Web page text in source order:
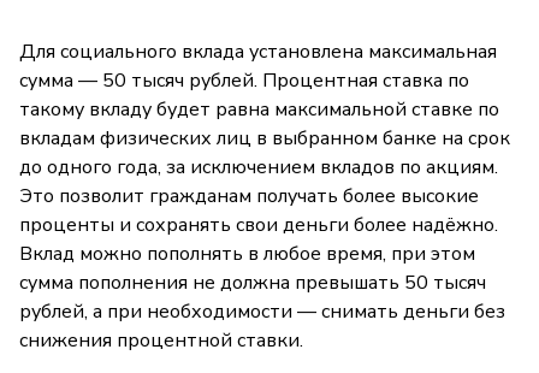
Для социального вклада установлена максимальная
сумма — 50 тысяч рублей. Процентная ставка по
такому вкладу будет равна максимальной ставке по
вкладам физических лиц в выбранном банке на срок
до одного года, за исключением вкладов по акциям.
Это позволит гражданам получать более высокие
проценты и сохранять свои деньги более надёжно.
Вклад можно пополнять в любое время, при этом
сумма пополнения не должна превышать 50 тысяч
рублей, а при необходимости — снимать деньги без
снижения процентной ставки.